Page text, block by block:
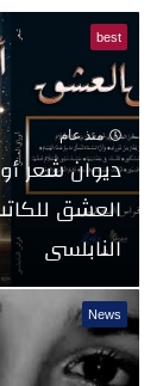
best
منذ عام
ديوان شعر
العشق
النابلسى
News